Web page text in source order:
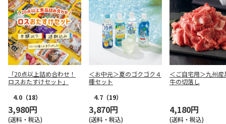
「20点以上詰め合わせ！
ロスおたすけセット」
4.0 （18）
3,980円
(送料・税込)
＜お中元＞夏のゴクゴク４
種セット
4.7 （19）
3,870円
(送料・税込)
＜ご自宅用＞九州産
牛の切落し
4,180円
(送料・税込)